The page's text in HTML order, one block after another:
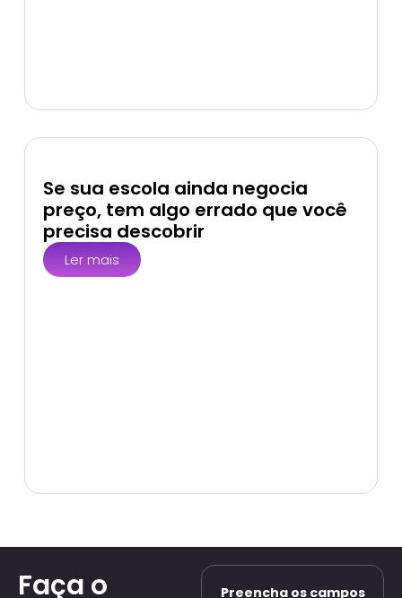
Se sua escola ainda negocia
preço, tem algo errado que você
precisa descobrir
Ler mais
Faça o
Preencha os campos